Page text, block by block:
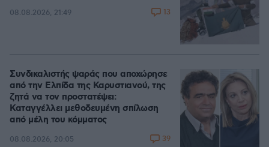
08.08.2026, 21:49 13
Συνδικαλιστής ψαράς που αποχώρησε
από την Ελπίδα της Καρυστιανού, της
ζητά να τον προστατέψει:
Καταγγέλλει μεθοδευμένη σπίλωση
από μέλη του κόμματος
08.08.2026, 20:05 39